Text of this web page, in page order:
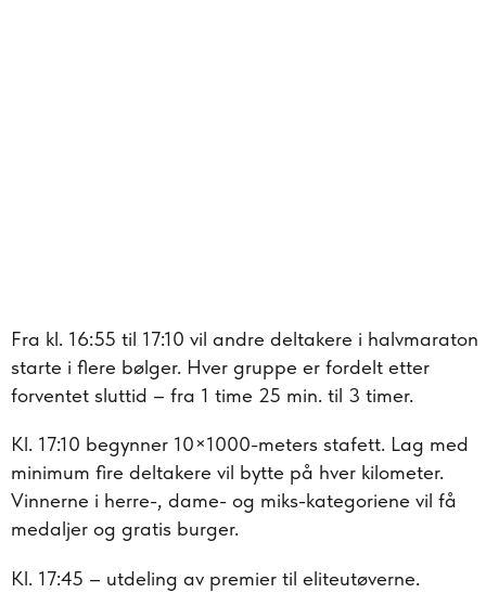
Fra kl. 16:55 til 17:10 vil andre deltakere i halvmaraton
starte i flere bølger. Hver gruppe er fordelt etter
forventet sluttid – fra 1 time 25 min. til 3 timer.
Kl. 17:10 begynner 10×1000-meters stafett. Lag med
minimum fire deltakere vil bytte på hver kilometer.
Vinnerne i herre-, dame- og miks-kategoriene vil få
medaljer og gratis burger.
Kl. 17:45 – utdeling av premier til eliteutøverne.